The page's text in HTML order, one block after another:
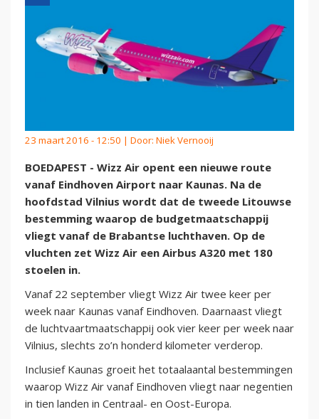
23 maart 2016 - 12:50 | Door: Niek Vernooij
BOEDAPEST - Wizz Air opent een nieuwe route
vanaf Eindhoven Airport naar Kaunas. Na de
hoofdstad Vilnius wordt dat de tweede Litouwse
bestemming waarop de budgetmaatschappij
vliegt vanaf de Brabantse luchthaven. Op de
vluchten zet Wizz Air een Airbus A320 met 180
stoelen in.
Vanaf 22 september vliegt Wizz Air twee keer per
week naar Kaunas vanaf Eindhoven. Daarnaast vliegt
de luchtvaartmaatschappij ook vier keer per week naar
Vilnius, slechts zo’n honderd kilometer verderop.
Inclusief Kaunas groeit het totaalaantal bestemmingen
waarop Wizz Air vanaf Eindhoven vliegt naar negentien
in tien landen in Centraal- en Oost-Europa.